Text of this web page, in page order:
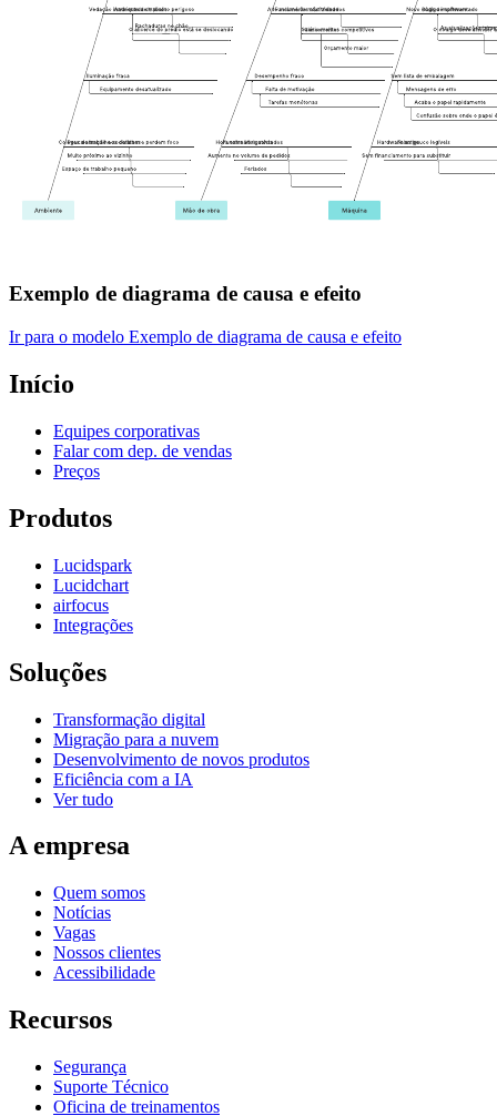
Exemplo de diagrama de causa e efeito
Ir para o modelo Exemplo de diagrama de causa e efeito
Início
Equipes corporativas
Falar com dep. de vendas
Preços
Produtos
Lucidspark
Lucidchart
airfocus
Integrações
Soluções
Transformação digital
Migração para a nuvem
Desenvolvimento de novos produtos
Eficiência com a IA
Ver tudo
A empresa
Quem somos
Notícias
Vagas
Nossos clientes
Acessibilidade
Recursos
Segurança
Suporte Técnico
Oficina de treinamentos